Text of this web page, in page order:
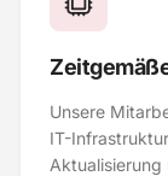
Unsere
IT-
Aktualisierung